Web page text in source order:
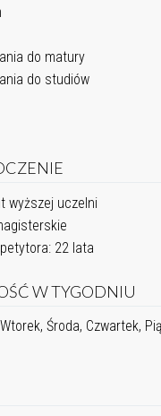
do matury
do studiów
wyższej uczelni
22 lata
W TYGODNIU
Środa, Czwartek,